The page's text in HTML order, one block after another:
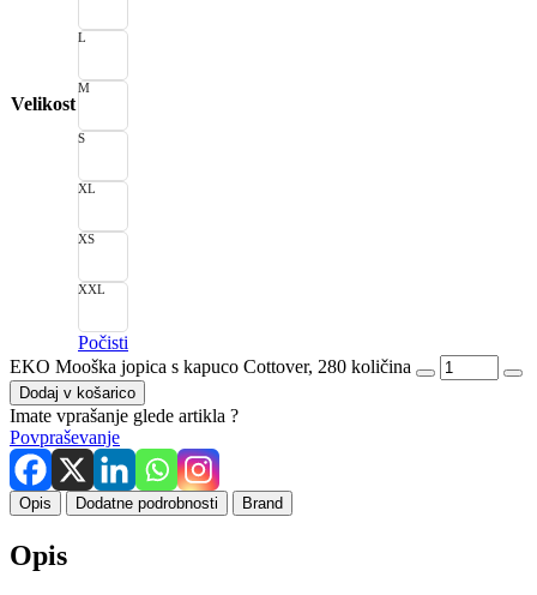
Velikost
L
M
S
XL
XS
XXL
Počisti
EKO Mooška jopica s kapuco Cottover, 280 količina
Dodaj v košarico
Imate vprašanje glede artikla ?
Povpraševanje
Opis Dodatne podrobnosti Brand
Opis